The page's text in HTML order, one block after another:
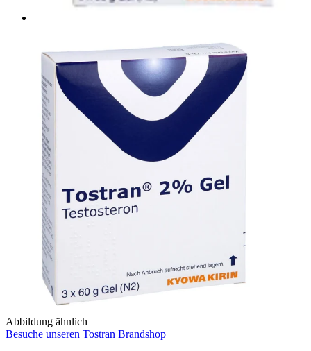
Abbildung ähnlich
Besuche unseren Tostran Brandshop